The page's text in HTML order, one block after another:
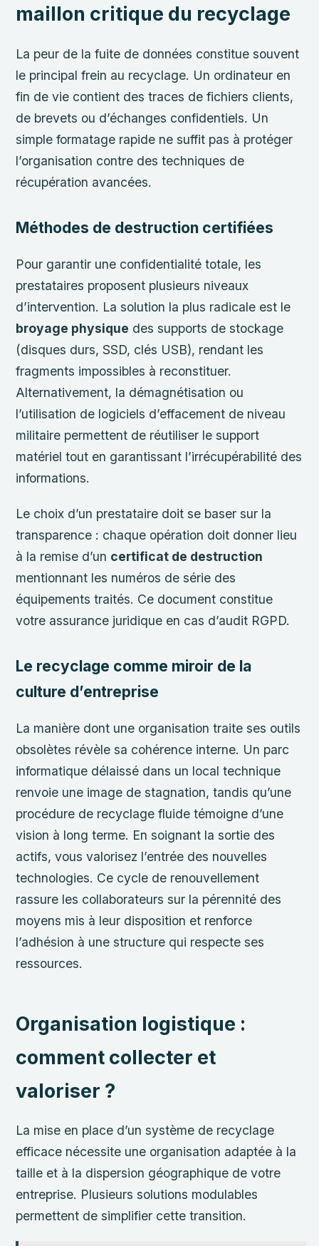
maillon critique du recyclage
La peur de la fuite de données constitue souvent
le principal frein au recyclage. Un ordinateur en
fin de vie contient des traces de fichiers clients,
de brevets ou d’échanges confidentiels. Un
simple formatage rapide ne suffit pas à protéger
l’organisation contre des techniques de
récupération avancées.
Méthodes de destruction certifiées
Pour garantir une confidentialité totale, les
prestataires proposent plusieurs niveaux
d’intervention. La solution la plus radicale est le
broyage physique des supports de stockage
(disques durs, SSD, clés USB), rendant les
fragments impossibles à reconstituer.
Alternativement, la démagnétisation ou
l’utilisation de logiciels d’effacement de niveau
militaire permettent de réutiliser le support
matériel tout en garantissant l’irrécupérabilité des
informations.
Le choix d’un prestataire doit se baser sur la
transparence : chaque opération doit donner lieu
à la remise d’un certificat de destruction
mentionnant les numéros de série des
équipements traités. Ce document constitue
votre assurance juridique en cas d’audit RGPD.
Le recyclage comme miroir de la
culture d’entreprise
La manière dont une organisation traite ses outils
obsolètes révèle sa cohérence interne. Un parc
informatique délaissé dans un local technique
renvoie une image de stagnation, tandis qu’une
procédure de recyclage fluide témoigne d’une
vision à long terme. En soignant la sortie des
actifs, vous valorisez l’entrée des nouvelles
technologies. Ce cycle de renouvellement
rassure les collaborateurs sur la pérennité des
moyens mis à leur disposition et renforce
l’adhésion à une structure qui respecte ses
ressources.
Organisation logistique :
comment collecter et
valoriser ?
La mise en place d’un système de recyclage
efficace nécessite une organisation adaptée à la
taille et à la dispersion géographique de votre
entreprise. Plusieurs solutions modulables
permettent de simplifier cette transition.